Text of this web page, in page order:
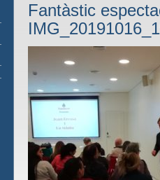
Fantàstic